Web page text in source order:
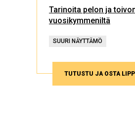
Tarinoita pelon ja
vuosikymmeniltä
SUURI NÄYTTÄMÖ
TUTUSTU JA OSTA